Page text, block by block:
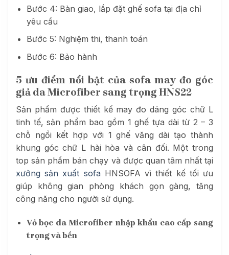
Bước 4: Bàn giao, lắp đặt ghế sofa tại địa chỉ
yêu cầu
Bước 5: Nghiệm thi, thanh toán
Bước 6: Bảo hành
5 ưu điểm nổi bật của sofa may đo góc
giả da Microfiber sang trọng HNS22
Sản phẩm được thiết kế may đo dáng góc chữ L
tinh tế, sản phẩm bao gồm 1 ghế tựa dài từ 2 – 3
chỗ ngồi kết hợp với 1 ghế văng dài tạo thành
khung góc chữ L hài hòa và cân đối. Một trong
top sản phẩm bán chạy và được quan tâm nhất tại
xưởng sản xuất sofa HNSOFA vì thiết kế tối ưu
giúp không gian phòng khách gọn gàng, tăng
công năng cho người sử dụng.
Vỏ bọc da Microfiber nhập khẩu cao cấp sang
trọng và bền